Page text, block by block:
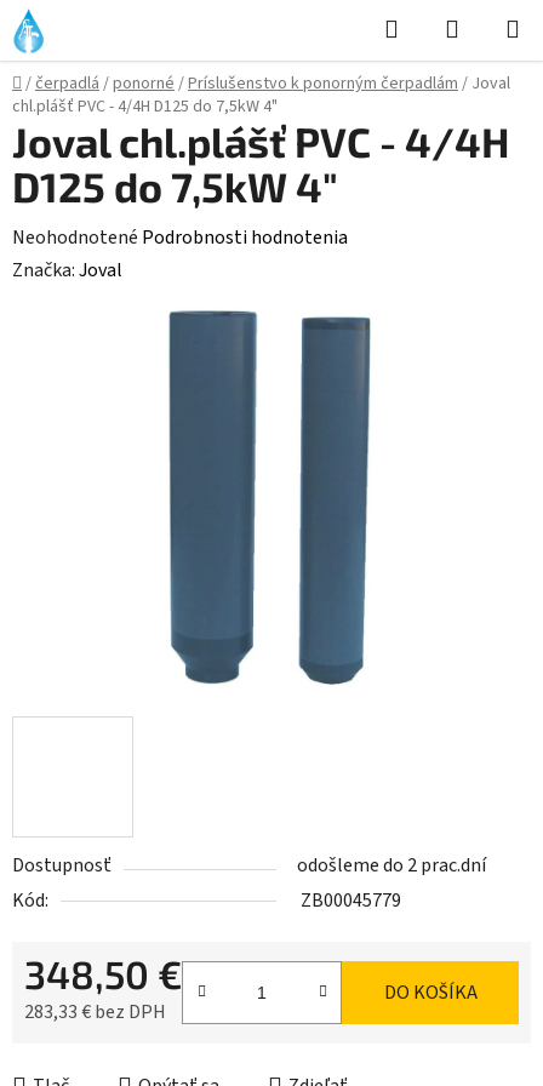
Prejsť
na
obsah
Hľadať
KOŠÍK
Domov
/čerpadlá/ponorné/Príslušenstvo k ponorným čerpadlám/ Joval
chl.plášť PVC - 4/4H D125 do 7,5kW 4"
Dostupnosť
odošleme do 2 prac.dní
Kód:
ZB00045779
348,50 €
283,33 € bez DPH
DO KOŠÍKA
Joval chl.plášť PVC - 4/4H
D125 do 7,5kW 4"
Priemerné
hodnotenie
Neohodnotené Podrobnosti hodnotenia
Značka:Joval